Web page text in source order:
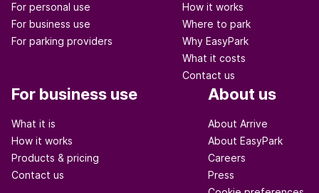
For personal use
For business use
For parking providers
How it works
Where to park
Why EasyPark
What it costs
Contact us
For business use
What it is
How it works
Products & pricing
Contact us
About us
About Arrive
About EasyPark
Careers
Press